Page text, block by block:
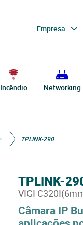
Empresa
Incêndio Networking
TPLINK-290
Câmara IP
TPLINK-
VIGI